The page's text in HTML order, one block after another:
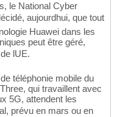
le National Cyber
aujourdhui, que tout
Huawei dans les
peut être géré,
lUE.
téléphonie mobile du
qui travaillent avec
5G, attendent les
prévu en mars ou en